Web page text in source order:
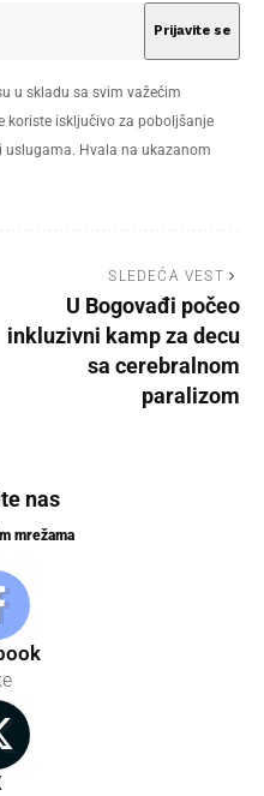
u skladu sa svim važećim
koriste isključivo za poboljšanje
Hvala na ukazanom
SLEDEĆA VEST
U Bogovađi počeo
inkluzivni kamp za decu
sa cerebralnom
paralizom
nas
mrežama